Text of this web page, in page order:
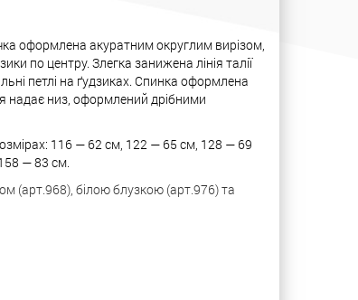
оформлена акуратним округлим вирізом,
по центру. Злегка занижена лінія талії
петлі на ґудзиках. Спинка оформлена
надає низ, оформлений дрібними
116 — 62 см, 122 — 65 см, 128 — 69
— 83 см.
(арт.968), білою блузкою (арт.976) та